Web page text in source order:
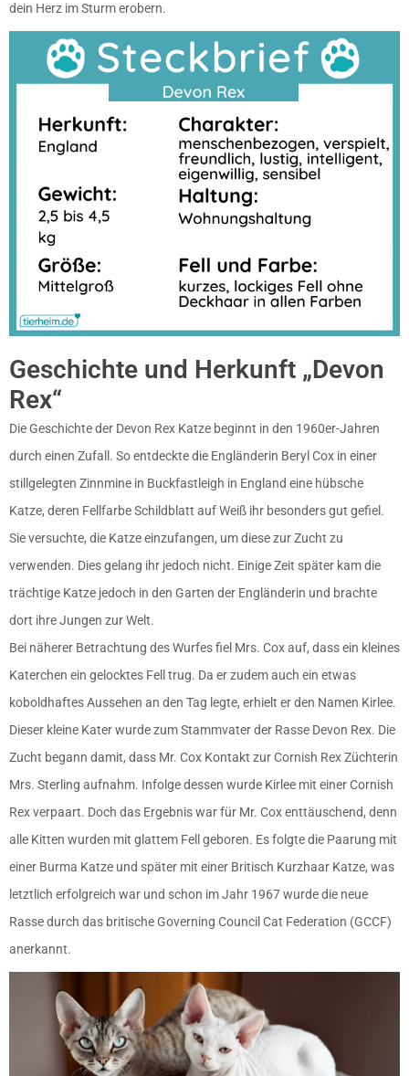
dein Herz im Sturm erobern.
Geschichte und Herkunft „Devon
Rex“
Die Geschichte der Devon Rex Katze beginnt in den 1960er-Jahren
durch einen Zufall. So entdeckte die Engländerin Beryl Cox in einer
stillgelegten Zinnmine in Buckfastleigh in England eine hübsche
Katze, deren Fellfarbe Schildblatt auf Weiß ihr besonders gut gefiel.
Sie versuchte, die Katze einzufangen, um diese zur Zucht zu
verwenden. Dies gelang ihr jedoch nicht. Einige Zeit später kam die
trächtige Katze jedoch in den Garten der Engländerin und brachte
dort ihre Jungen zur Welt.
Bei näherer Betrachtung des Wurfes fiel Mrs. Cox auf, dass ein kleines
Katerchen ein gelocktes Fell trug. Da er zudem auch ein etwas
koboldhaftes Aussehen an den Tag legte, erhielt er den Namen Kirlee.
Dieser kleine Kater wurde zum Stammvater der Rasse Devon Rex. Die
Zucht begann damit, dass Mr. Cox Kontakt zur Cornish Rex Züchterin
Mrs. Sterling aufnahm. Infolge dessen wurde Kirlee mit einer Cornish
Rex verpaart. Doch das Ergebnis war für Mr. Cox enttäuschend, denn
alle Kitten wurden mit glattem Fell geboren. Es folgte die Paarung mit
einer Burma Katze und später mit einer Britisch Kurzhaar Katze, was
letztlich erfolgreich war und schon im Jahr 1967 wurde die neue
Rasse durch das britische Governing Council Cat Federation (GCCF)
anerkannt.